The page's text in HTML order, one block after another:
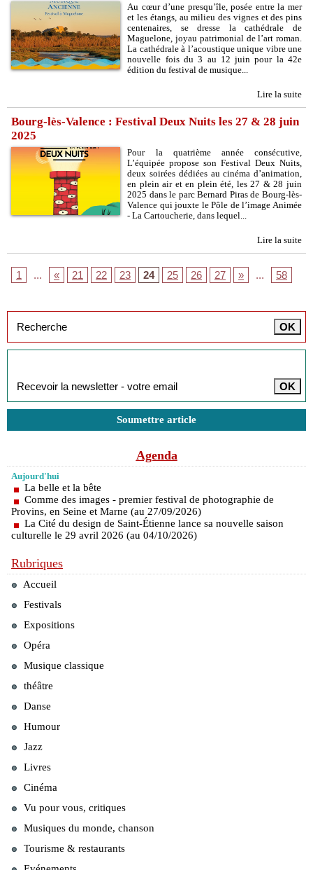
Au cœur d’une presqu’île, posée entre la mer
et les étangs, au milieu des vignes et des pins
centenaires, se dresse la cathédrale de
Maguelone, joyau patrimonial de l’art roman.
La cathédrale à l’acoustique unique vibre une
nouvelle fois du 3 au 12 juin pour la 42e
édition du festival de musique...
Lire la suite
Bourg-lès-Valence : Festival Deux Nuits les 27 & 28 juin
2025
Pour la quatrième année consécutive,
L’équipée propose son Festival Deux Nuits,
deux soirées dédiées au cinéma d’animation,
en plein air et en plein été, les 27 & 28 juin
2025 dans le parc Bernard Piras de Bourg-lès-
Valence qui jouxte le Pôle de l’image Animée
- La Cartoucherie, dans lequel...
Lire la suite
1 ... « 21 22 23 24 25 26 27 » ... 58
Soumettre article
Agenda
Aujourd'hui
La belle et la bête
Comme des images - premier festival de photographie de
Provins, en Seine et Marne (au 27/09/2026)
La Cité du design de Saint-Étienne lance sa nouvelle saison
culturelle le 29 avril 2026 (au 04/10/2026)
Rubriques
Accueil
Festivals
Expositions
Opéra
Musique classique
théâtre
Danse
Humour
Jazz
Livres
Cinéma
Vu pour vous, critiques
Musiques du monde, chanson
Tourisme & restaurants